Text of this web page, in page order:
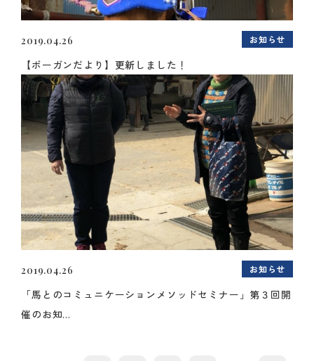
2019.04.26 お知らせ
【ボーガンだより】更新しました！
2019.04.26 お知らせ
「馬とのコミュニケーションメソッドセミナー」第３回開
催のお知...